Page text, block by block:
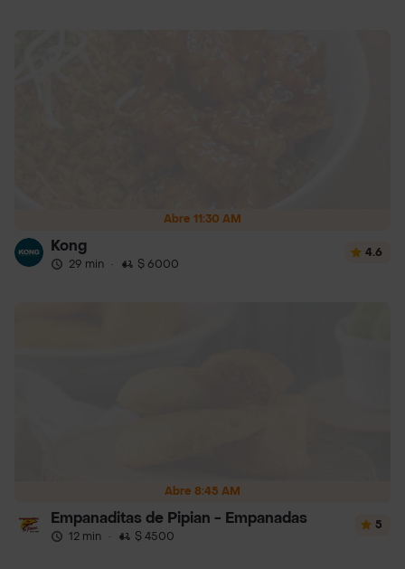
Abre 11:30 AM
Kong
29 min · $ 6000
4.6
Abre 8:45 AM
Empanaditas de Pipian - Empanadas
12 min · $ 4500
5